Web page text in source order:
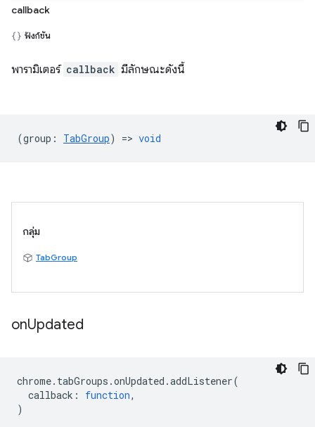
callback
ฟังก์ชัน
พารามิเตอร์ callback มีลักษณะดังนี้
(group : TabGroup) => void
กลุ่ม
TabGroup
onUpdated
chrome. tabGroups .onUpdated .addListener(
callback : function,
)